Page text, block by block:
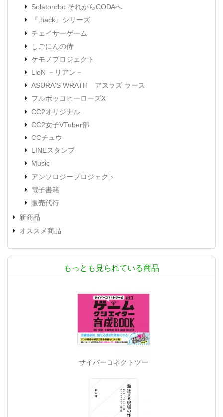
Solatorobo それからCODAへ
『.hack』シリーズ
チェイサーゲーム
しごにんの侍
ケモノプロジェクト
LieN －リアン－
ASURA'S WRATH アスラズ ラース
フルボッコヒーローズX
CC2オリジナル
CC2女子VTuber部
CCチュウ
LINEスタンプ
Music
アンソロジープロジェクト
電子書籍
販売代行
新商品
オススメ商品
もっとも見られている商品
サイバーコネクトツー